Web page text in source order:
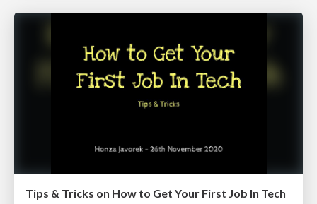
Tips & Tricks on How to Get Your First Job In Tech